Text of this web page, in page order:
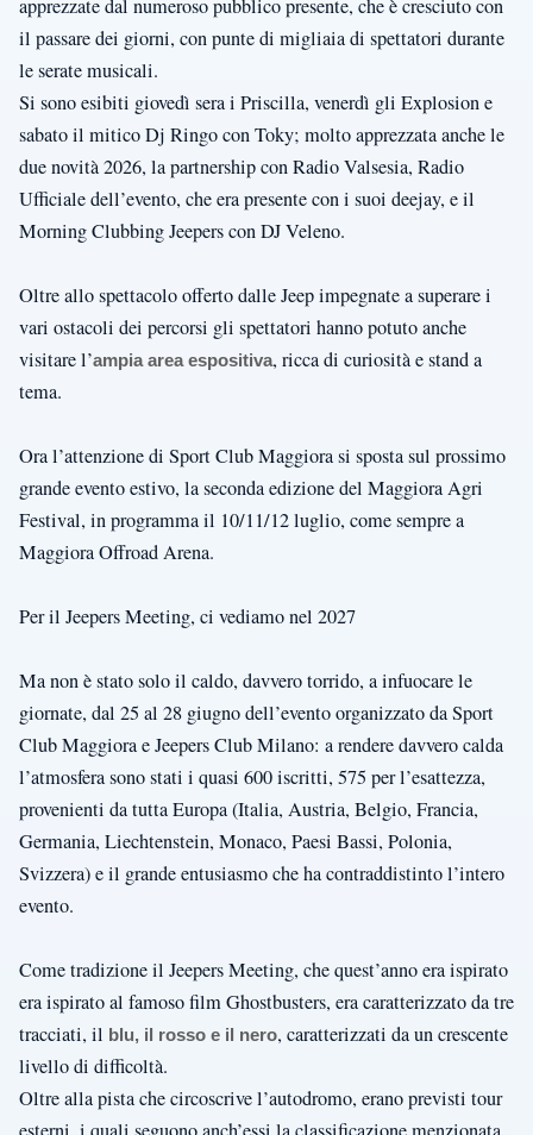
apprezzate dal numeroso pubblico presente, che è cresciuto con
il passare dei giorni, con punte di migliaia di spettatori durante
le serate musicali.
Si sono esibiti giovedì sera i Priscilla, venerdì gli Explosion e
sabato il mitico Dj Ringo con Toky; molto apprezzata anche le
due novità 2026, la partnership con Radio Valsesia, Radio
Ufficiale dell’evento, che era presente con i suoi deejay, e il
Morning Clubbing Jeepers con DJ Veleno.
Oltre allo spettacolo offerto dalle Jeep impegnate a superare i
vari ostacoli dei percorsi gli spettatori hanno potuto anche
visitare l’ampia area espositiva, ricca di curiosità e stand a
tema.
Ora l’attenzione di Sport Club Maggiora si sposta sul prossimo
grande evento estivo, la seconda edizione del Maggiora Agri
Festival, in programma il 10/11/12 luglio, come sempre a
Maggiora Offroad Arena.
Per il Jeepers Meeting, ci vediamo nel 2027
Ma non è stato solo il caldo, davvero torrido, a infuocare le
giornate, dal 25 al 28 giugno dell’evento organizzato da Sport
Club Maggiora e Jeepers Club Milano: a rendere davvero calda
l’atmosfera sono stati i quasi 600 iscritti, 575 per l’esattezza,
provenienti da tutta Europa (Italia, Austria, Belgio, Francia,
Germania, Liechtenstein, Monaco, Paesi Bassi, Polonia,
Svizzera) e il grande entusiasmo che ha contraddistinto l’intero
evento.
Come tradizione il Jeepers Meeting, che quest’anno era ispirato
era ispirato al famoso film Ghostbusters, era caratterizzato da tre
tracciati, il blu, il rosso e il nero, caratterizzati da un crescente
livello di difficoltà.
Oltre alla pista che circoscrive l’autodromo, erano previsti tour